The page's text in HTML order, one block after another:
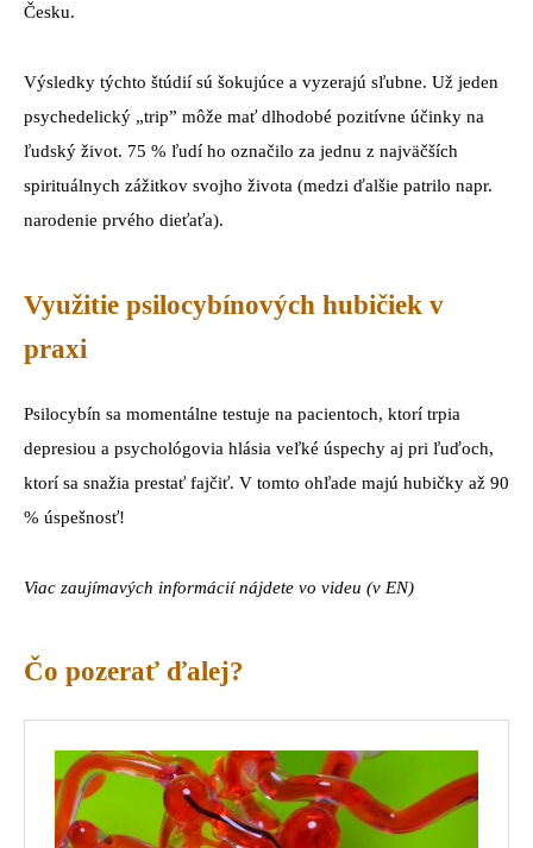
Česku.
Výsledky týchto štúdií sú šokujúce a vyzerajú sľubne. Už jeden
psychedelický „trip” môže mať dlhodobé pozitívne účinky na
ľudský život. 75 % ľudí ho označilo za jednu z najväčších
spirituálnych zážitkov svojho života (medzi ďalšie patrilo napr.
narodenie prvého dieťaťa).
Využitie psilocybínových hubičiek v
praxi
Psilocybín sa momentálne testuje na pacientoch, ktorí trpia
depresiou a psychológovia hlásia veľké úspechy aj pri ľuďoch,
ktorí sa snažia prestať fajčiť. V tomto ohľade majú hubičky až 90
% úspešnosť!
Viac zaujímavých informácií nájdete vo videu (v EN)
Čo pozerať ďalej?